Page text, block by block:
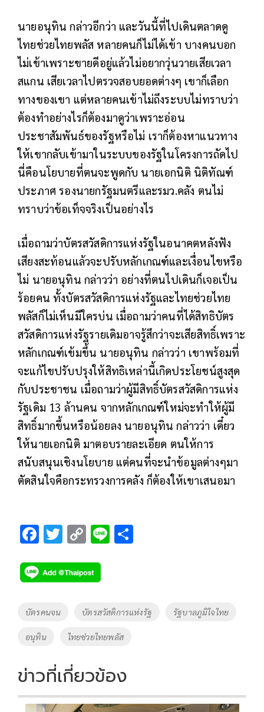
นายอนุทิน กล่าวอีกว่า และวันนี้ที่ไปเดินตลาดดู
ไทยช่วยไทยพลัส หลายคนก็ไม่ได้เข้า บางคนบอก
ไม่เข้าเพราะขายดีอยู่แล้วไม่อยากวุ่นวายเสียเวลา
สแกน เสียเวลาไปตรวจสอบยอดต่างๆ เขาก็เลือก
ทางของเขา แต่หลายคนเข้าไม่ถึงระบบไม่ทราบว่า
ต้องทำอย่างไรก็ต้องมาดูว่าเพราะอ่อน
ประชาสัมพันธ์ของรัฐหรือไม่ เราก็ต้องหาแนวทาง
ให้เขากลับเข้ามาในระบบของรัฐในโครงการถัดไป
นี่คือนโยบายที่ตนจะพูดกับ นายเอกนิติ นิติทัณฑ์
ประภาศ รองนายกรัฐมนตรีและรมว.คลัง ตนไม่
ทราบว่าข้อเท็จจริงเป็นอย่างไร
เมื่อถามว่าบัตรสวัสดิการแห่งรัฐในอนาคตหลังฟัง
เสียงสะท้อนแล้วจะปรับหลักเกณฑ์และเงื่อนไขหรือ
ไม่ นายอนุทิน กล่าวว่า อย่างที่ตนไปเดินก็เจอเป็น
ร้อยคน ทั้งบัตรสวัสดิการแห่งรัฐและไทยช่วยไทย
พลัสก็ไม่เห็นมีใครบ่น เมื่อถามว่าคนที่ได้สิทธิบัตร
สวัสดิการแห่งรัฐรายเดิมอาจรู้สึกว่าจะเสียสิทธิ์เพราะ
หลักเกณฑ์เข้มขึ้น นายอนุทิน กล่าวว่า เขาพร้อมที่
จะแก้ไขปรับปรุงให้สิทธิเหล่านี้เกิดประโยชน์สูงสุด
กับประชาชน เมื่อถามว่าผู้มีสิทธิ์บัตรสวัสดิการแห่ง
รัฐเดิม 13 ล้านคน จากหลักเกณฑ์ใหม่จะทำให้ผู้มี
สิทธิ์มากขึ้นหรือน้อยลง นายอนุทิน กล่าวว่า เดี๋ยว
ให้นายเอกนิติ มาตอบรายละเอียด ตนให้การ
สนับสนุนเชิงนโยบาย แต่คนที่จะนำข้อมูลต่างๆมา
ตัดสินใจคือกระทรวงการคลัง ก็ต้องให้เขาเสนอมา
F
e
b
o
o
k
T
tt
er
C
p
y
Li
n
k
Li
Tags
บัตรคนจน บัตรสวัสดิการแห่งรัฐ รัฐบาลภูมิใจไทย
อนุทิน ไทยช่วยไทยพลัส
ข่าวที่เกี่ยวข้อง